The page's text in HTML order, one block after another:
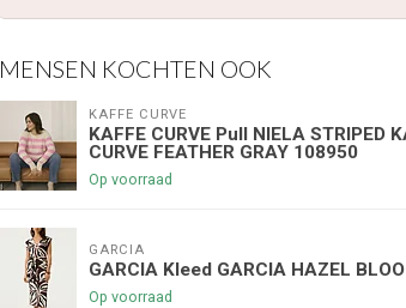
MENSEN KOCHTEN OOK
KAFFE CURVE
KAFFE CURVE Pull NIELA STRIPED
CURVE FEATHER GRAY 108950
Op voorraad
GARCIA
GARCIA Kleed GARCIA HAZEL
Op voorraad